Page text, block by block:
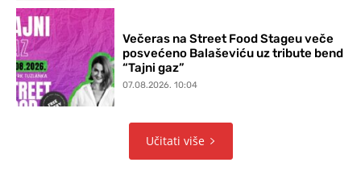
Večeras na Street Food Stageu veče
posvećeno Balaševiću uz tribute bend
“Tajni gaz”
07.08.2026. 10:04
Učitati više